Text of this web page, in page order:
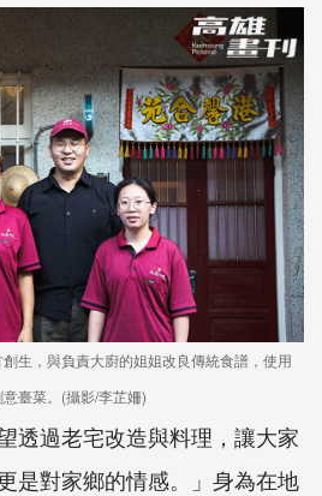
生，與負責大廚的姐姐改良傳統食譜，使用
臺菜。(攝影/李芷姍)
透過老宅改造與料理，讓大家
是對家鄉的情感。」身為在地